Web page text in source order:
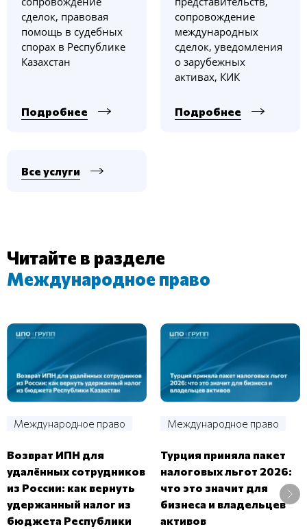
сделок, правовая
помощь в судебных
спорах в Республике
Казахстан
Подробнее
сопровождение
международных
сделок, уведомления
о зарубежных
активах, КИК
Подробнее
Все услуги
Читайте в разделе
Международное право
Международное право
Возврат ИПН для
удалённых сотрудников
из России: как вернуть
удержанный налог из
бюджета Республики
Международное право
Турция приняла пакет
налоговых льгот 2026:
что это значит для
бизнеса и владельцев
активов